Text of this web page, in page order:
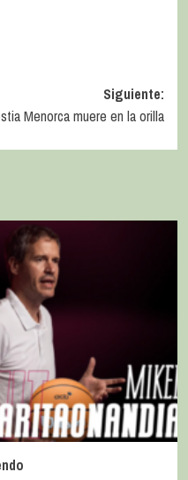
Siguiente:
Menorca muere en la orilla